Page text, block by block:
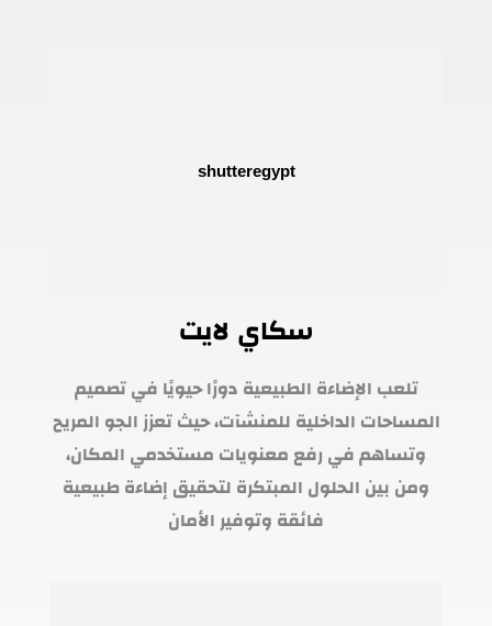
سكاي لايت
تلعب الإضاءة الطبيعية دورًا حيويًا في تصميم
المساحات الداخلية للمنشآت، حيث تعزز الجو المريح
وتساهم في رفع معنويات مستخدمي المكان،
ومن بين الحلول المبتكرة لتحقيق إضاءة طبيعية
فائقة وتوفير الأمان